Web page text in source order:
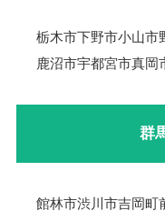
栃木市下野市小山市
鹿沼市宇都宮市真岡
群
館林市渋川市吉岡町